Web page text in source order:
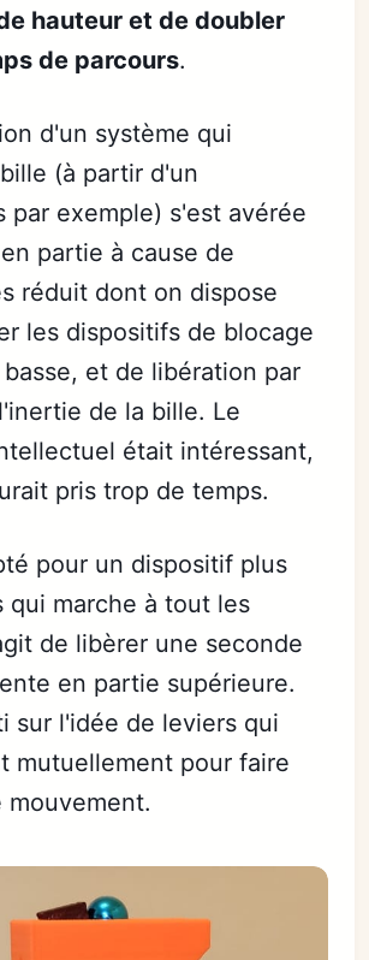
hauteur et de doubler
de parcours.
d'un système qui
(à partir d'un
par exemple) s'est avérée
partie à cause de
réduit dont on dispose
les dispositifs de blocage
et de libération par
de la bille. Le
était intéressant,
pris trop de temps.
pour un dispositif plus
qui marche à tout les
de libèrer une seconde
en partie supérieure.
sur l'idée de leviers qui
mutuellement pour faire
mouvement.